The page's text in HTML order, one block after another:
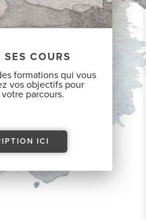
COURS
formations qui vous
vos objectifs pour
parcours.
ICI